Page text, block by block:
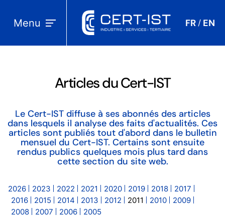
Menu FR / EN
Articles du Cert-IST
Le Cert-IST diffuse à ses abonnés des articles
dans lesquels il analyse des faits d'actualités. Ces
articles sont publiés tout d'abord dans le bulletin
mensuel du Cert-IST. Certains sont ensuite
rendus publics quelques mois plus tard dans
cette section du site web.
2026 2023 2022 2021 2020 2019 2018
2017
2016
2015 2014 2013 2012 2011 2010
2009
2008
2007 2006 2005